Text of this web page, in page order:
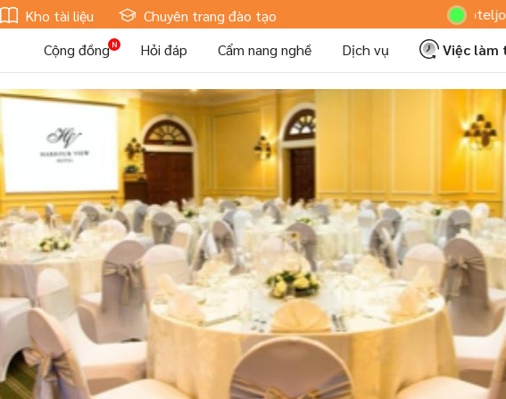
Kho tài liệu Chuyên trang đào tạo Hoteljob MV:
Cộng đồng
Hỏi đáp Cẩm nang nghề Dịch vụ
Việc làm